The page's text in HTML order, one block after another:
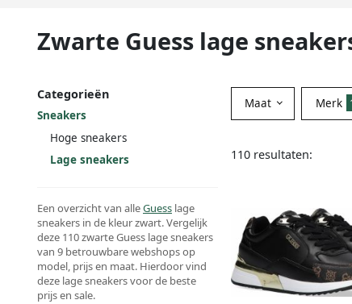
Zwarte Guess lage
Categorieën
Sneakers
Hoge sneakers
Lage sneakers
Een overzicht van alleGuess lage
sneakers in de kleur zwart. Vergelijk
deze 110 zwarte Guess lage sneakers
van 9 betrouwbare webshops op
model, prijs en maat. Hierdoor vind
deze lage sneakers voor de beste
prijs en sale.
Maat Merk
110 resultaten: